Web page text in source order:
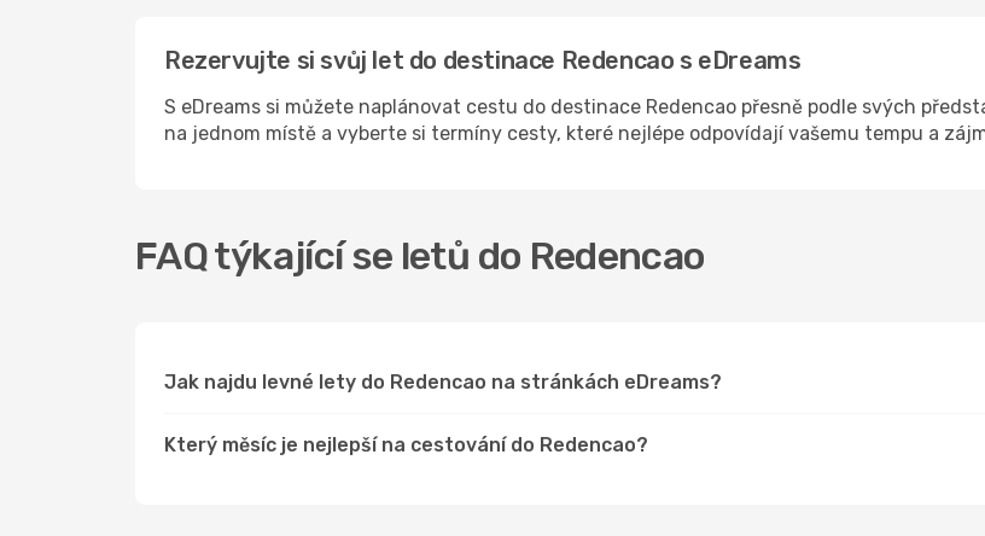
Rezervujte si svůj let do destinace Redencao s eDreams
S eDreams si můžete naplánovat cestu do destinace Redencao přesně podle svých
na jednom místě a vyberte si termíny cesty, které nejlépe odpovídají vašemu tempu a
FAQ týkající se letů do Redencao
Jak najdu levné lety do Redencao na stránkách eDreams?
Který měsíc je nejlepší na cestování do Redencao?